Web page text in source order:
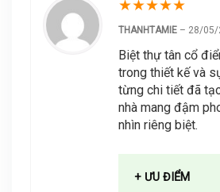
★★★★★
THANHTAMIE – 28/05/
Biệt thự tân cổ
trong thiết kế và
từng chi tiết đã
nhà mang đậm
nhìn riêng biệt.
+ ƯU ĐIỂM